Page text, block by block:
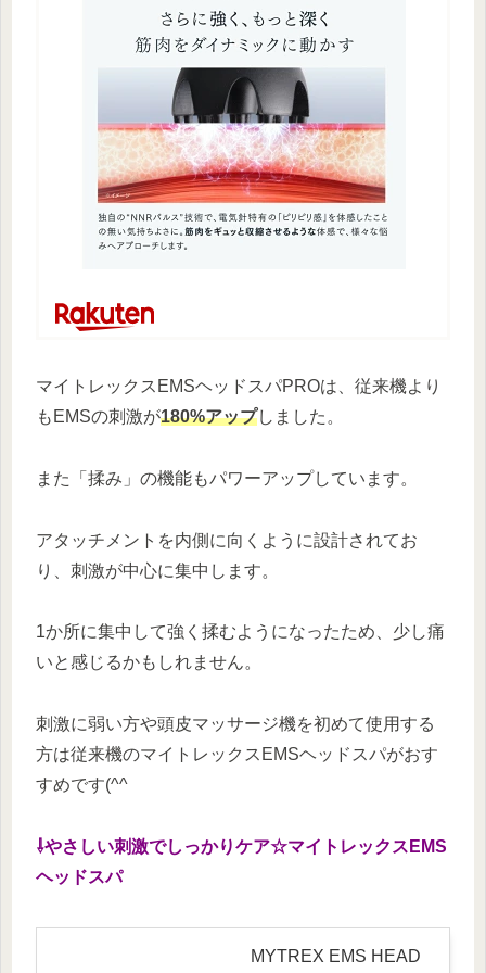
マイトレックスEMSヘッドスパPROは、従来機より
もEMSの刺激が180%アップしました。
また「揉み」の機能もパワーアップしています。
アタッチメントを内側に向くように設計されてお
り、刺激が中心に集中します。
1か所に集中して強く揉むようになったため、少し痛
いと感じるかもしれません。
刺激に弱い方や頭皮マッサージ機を初めて使用する
方は従来機のマイトレックスEMSヘッドスパがおす
すめです(^^
⇩やさしい刺激でしっかりケア☆マイトレックスEMS
ヘッドスパ
MYTREX EMS HEAD